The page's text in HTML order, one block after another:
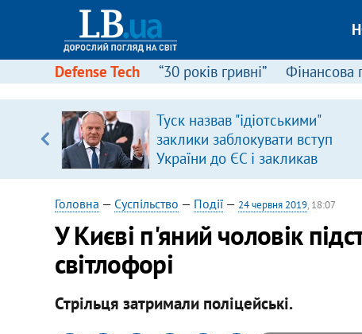
Defense Tech “30 років гривні” Фінансова
Туск назвав "ідіотськими"
заклики заблокувати вступ
України до ЄС і закликав
припинити антиукраїнську
риторику
Головна — Суспільство — Події— 24 червня 2019, 18:07
У Києві п'яний чоловік
світлофорі
Стрільця затримали поліцейські.